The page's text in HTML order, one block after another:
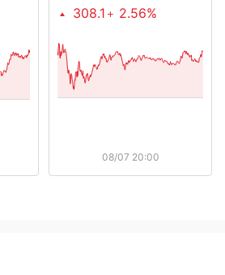
2.56%
308.1
08/07 20:00